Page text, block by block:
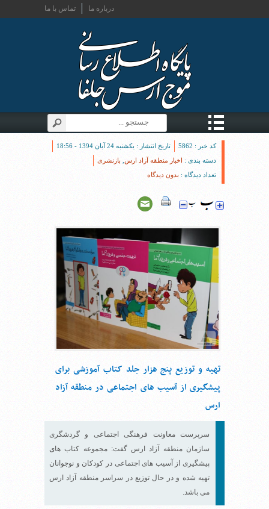
تماس با ما درباره ما
کد خبر : 5862
تاریخ انتشار : یکشنبه 24 آبان 1394 - 18:56
دسته بندی : اخبار منطقه آزاد ارس
بازنشری
تعداد دیدگاه : بدون دیدگاه
تهیه و توزیع پنج هزار جلد کتاب آموزشی برای
پیشگیری از آسیب های اجتماعی در منطقه آزاد
ارس
سرپرست معاونت فرهنگی اجتماعی و گردشگری
سازمان منطقه آزاد ارس گفت: مجموعه کتاب های
پیشگیری از آسیب های اجتماعی در کودکان و نوجوانان
تهیه شده و در حال توزیع در سراسر منطقه آزاد ارس
می باشد.